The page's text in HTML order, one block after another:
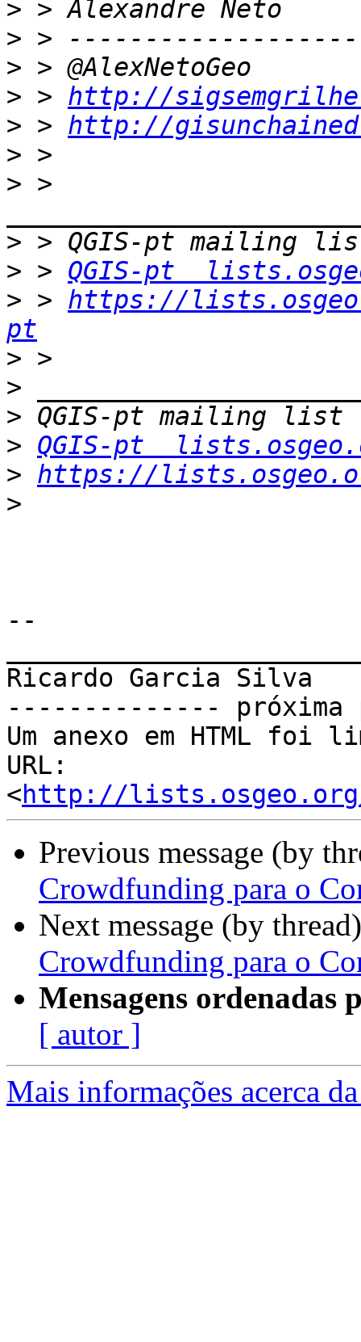
>
>
>
> > http://
> > http://
>
> >
>
> > QGIS-pt
> > https://
pt
>
>
>
> QGIS-pt
> https://
>
--
Ricardo Garcia Silva
--------------
Um anexo em HTML foi
URL:
<http://lists.osgeo.org/
Previous message (by
Crowdfunding para o
Next message (by
Crowdfunding para o
Mensagens ordenadas
[ autor ]
Mais informações acerca